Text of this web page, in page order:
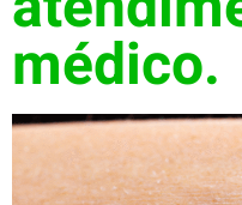
médico.